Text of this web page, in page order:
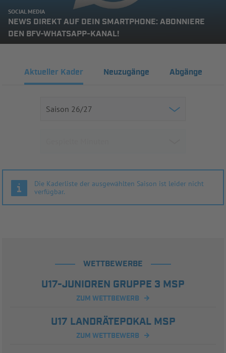
SOCIAL MEDIA
NEWS DIREKT AUF DEIN SMARTPHONE: ABONNIERE
DEN BFV-WHATSAPP-KANAL!
Aktueller Kader Neuzugänge Abgänge
Die Kaderliste der ausgewählten Saison ist leider nicht
verfügbar.
WETTBEWERBE
U17-JUNIOREN GRUPPE 3 MSP
ZUM WETTBEWERB
U17 LANDRÄTEPOKAL MSP
ZUM WETTBEWERB